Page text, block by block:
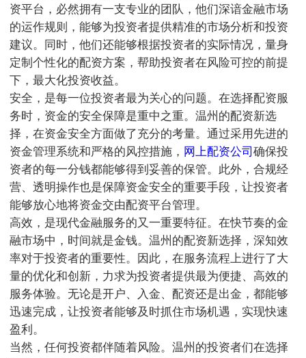
资平台，必然拥有一支专业的团队，他们深谙金融市场
的运作规则，能够为投资者提供精准的市场分析和投资
建议。同时，他们还能够根据投资者的实际情况，量身
定制个性化的配资方案，帮助投资者在风险可控的前提
下，最大化投资收益。
安全，是每一位投资者最为关心的问题。在选择配资服
务时，资金的安全保障是重中之重。温州的配资新选
择，在资金安全方面做了充分的考量。通过采用先进的
资金管理系统和严格的风控措施， 网上配资公司 确保投
资者的每一分钱都能够得到妥善的保管。此外，合规经
营、透明操作也是保障资金安全的重要手段，让投资者
能够放心地将资金交由配资平台管理。
高效，是现代金融服务的又一重要特征。在快节奏的金
融市场中，时间就是金钱。温州的配资新选择，深知效
率对于投资者的重要性。因此，在服务流程上进行了大
量的优化和创新，力求为投资者提供最为便捷、高效的
服务体验。无论是开户、入金、配资还是出金，都能够
迅速完成，让投资者能够及时抓住市场机遇，实现快速
盈利。
当然，任何投资都伴随着风险。温州的投资者们在选择